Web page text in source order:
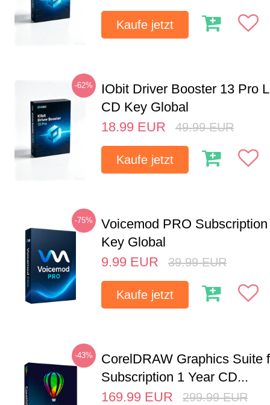
Kaufe jetzt
-62%
IObit Driver Booster 13 Pro
CD Key Global
18.99 EUR 49.99 EUR
Kaufe jetzt
-75%
Voicemod PRO
Key Global
9.99 EUR 39.99 EUR
Kaufe jetzt
-43%
CorelDRAW Graphics Suite
Subscription 1 Year CD...
169.99 EUR 299.99 EUR